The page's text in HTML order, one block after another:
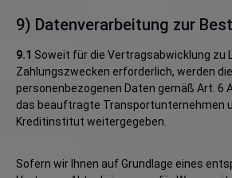
9) Datenverarbeitung zur
9.1 Soweit für die Vertragsabwicklung zu
Zahlungszwecken erforderlich, werden
personenbezogenen Daten gemäß Art. 6
das beauftragte Transportunternehmen
Kreditinstitut weitergegeben.
Sofern wir Ihnen auf Grundlage eines